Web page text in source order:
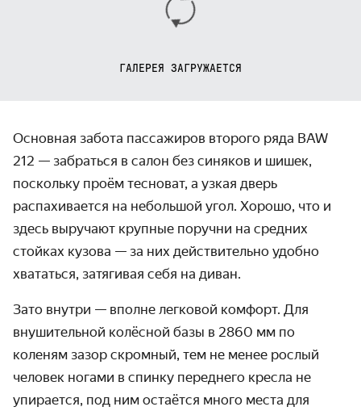
ГАЛЕРЕЯ ЗАГРУЖАЕТСЯ
Основная забота пассажиров второго ряда BAW
212 — забраться в салон без синяков и шишек,
поскольку проём тесноват, а узкая дверь
распахивается на небольшой угол. Хорошо, что и
здесь выручают крупные поручни на средних
стойках кузова — за них действительно удобно
хвататься, затягивая себя на диван.
Зато внутри — вполне легковой комфорт. Для
внушительной колёсной базы в 2860 мм по
коленям зазор скромный, тем не менее рослый
человек ногами в спинку переднего кресла не
упирается, под ним остаётся много места для